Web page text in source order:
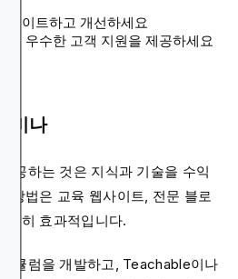
데이트하고 개선하세요
해 우수한 고객 지원을 제공하세요
비나
공하는 것은 지식과 기술을 수익
방법은 교육 웹사이트, 전문 블로
특히 효과적입니다.
큘럼을 개발하고, Teachable이나